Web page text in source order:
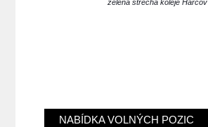
zelená střecha koleje Harcov
NABÍDKA VOLNÝCH POZIC